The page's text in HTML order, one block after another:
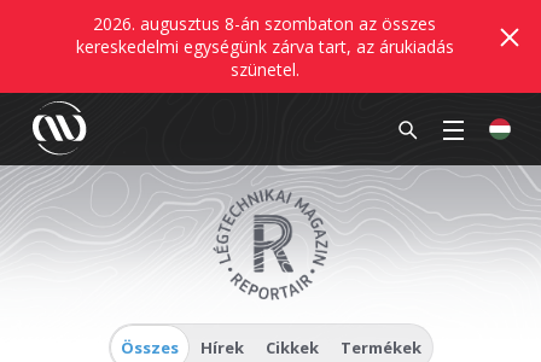
2026. augusztus 8-án szombaton az összes
kereskedelmi egységünk zárva tart, az árukiadás
szünetel.
Összes Hírek Cikkek Termékek